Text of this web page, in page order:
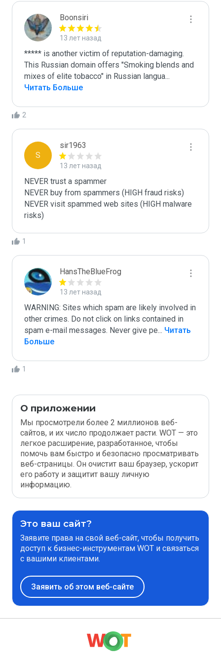
Boonsiri
13 лет назад
***** is another victim of reputation-damaging.
This Russian domain offers "Smoking blends and
mixes of elite tobacco" in Russian langua...
Читать Больше
2
S
sir1963
13 лет назад
NEVER trust a spammer
NEVER buy from spammers (HIGH fraud risks)
NEVER visit spammed web sites (HIGH malware
risks)
1
HansTheBlueFrog
13 лет назад
WARNING: Sites which spam are likely involved in
other crimes. Do not click on links contained in
spam e-mail messages. Never give pe... Читать
Больше
1
О приложении
Мы просмотрели более 2 миллионов веб-
сайтов, и их число продолжает расти. WOT — это
легкое расширение, разработанное, чтобы
помочь вам быстро и безопасно просматривать
веб-страницы. Он очистит ваш браузер, ускорит
его работу и защитит вашу личную
информацию.
Это ваш сайт?
Заявите права на свой веб-сайт, чтобы получить
доступ к бизнес-инструментам WOT и связаться
с вашими клиентами.
Заявить об этом веб-сайте